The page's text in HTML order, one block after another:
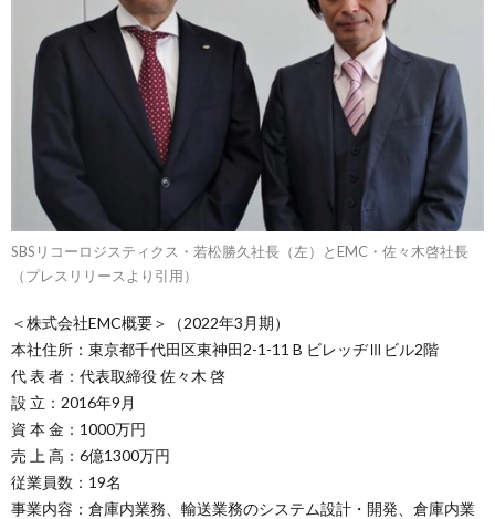
SBSリコーロジスティクス・若松勝久社長（左）とEMC・佐々木啓社長
（プレスリリースより引用）
＜株式会社EMC概要＞（2022年3月期）
本社住所：東京都千代田区東神田2-1-11 B ビレッヂⅢビル2階
代 表 者：代表取締役 佐々木 啓
設 立：2016年9月
資 本 金：1000万円
売 上 高：6億1300万円
従業員数：19名
事業内容：倉庫内業務、輸送業務のシステム設計・開発、倉庫内業